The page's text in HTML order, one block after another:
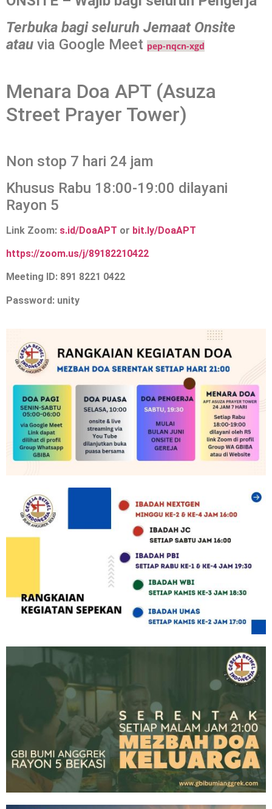
Terbuka bagi seluruh Jemaat Onsite
atau via Google Meet pep-nqcn-xgd
Menara Doa APT (Asuza
Street Prayer Tower)
Non stop 7 hari 24 jam
Khusus Rabu 18:00-19:00 dilayani
Rayon 5
Link Zoom: s.id/DoaAPT or bit.ly/DoaAPT
https://zoom.us/j/89182210422
Meeting ID: 891 8221 0422
Password: unity